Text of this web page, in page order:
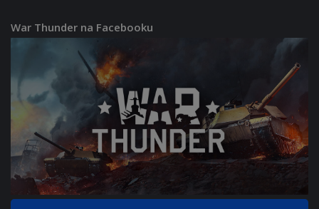
War Thunder na Facebooku